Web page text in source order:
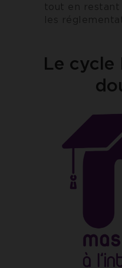
tout en restant
les
Le cycle